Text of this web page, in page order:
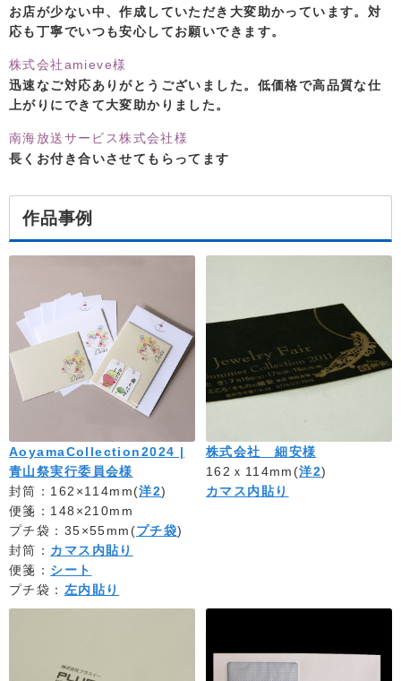
お店が少ない中、作成していただき大変助かっています。対
応も丁寧でいつも安心してお願いできます。
株式会社amieve様
迅速なご対応ありがとうございました。低価格で高品質な仕
上がりにできて大変助かりました。
南海放送サービス株式会社様
長くお付き合いさせてもらってます
作品事例
AoyamaCollection2024 |
青山祭実行委員会様
封筒：162×114mm(洋2)
便箋：148×210mm
プチ袋：35×55mm(プチ袋)
封筒： カマス内貼り
便箋： シート
プチ袋： 左内貼り
株式会社 細安様
162ｘ114mm(洋2)
カマス内貼り